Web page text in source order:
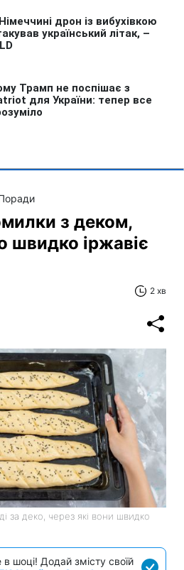
з деком,
швидко іржавіє
2 хв
за деко, через які вони швидко
в шоці! Додай змісту своїй